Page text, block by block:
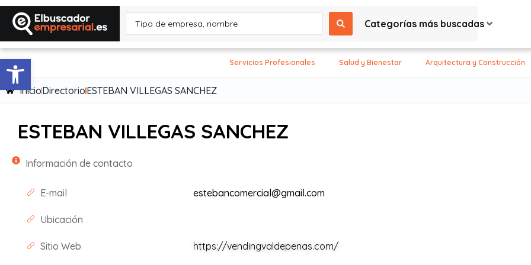
Abrir barra de herramientas
Categorías más buscadas
Servicios Profesionales Salud y Bienestar Arquitectura y Construcción
InicioDirectorioESTEBAN VILLEGAS SANCHEZ
ESTEBAN VILLEGAS SANCHEZ
Información de contacto
E-mail estebancomercial@gmail.com
Ubicación
Sitio Web https://vendingvaldepenas.com/